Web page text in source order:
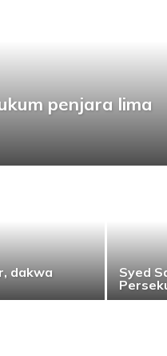
penjara lima
dakwa
Syed